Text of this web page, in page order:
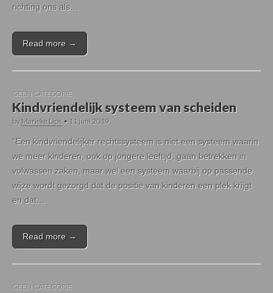
richting ons als…
Read more →
GEEN CATEGORIE
Kindvriendelijk systeem van scheiden
byMarieke Lips • 11 juni 2019
“Een kindvriendelijker rechtssysteem is niet een systeem waarin
we meer kinderen, ook op jongere leeftijd, gaan betrekken in
volwassen zaken, maar wel een systeem waarbij op passende
wijze wordt gezorgd dat de positie van kinderen een plek krijgt
en dat…
Read more →
GEEN CATEGORIE